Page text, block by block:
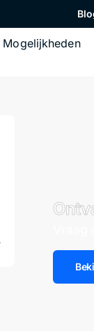
Mogelijkheden